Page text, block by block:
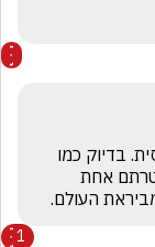
העולם.
1